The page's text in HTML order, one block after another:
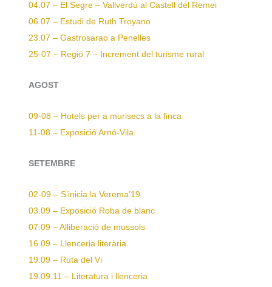
04.07 – El Segre – Vallverdú al Castell del Remei
06.07 – Estudi de Ruth Troyano
23.07 – Gastrosarao a Penelles
25-07 – Regió 7 – Increment del turisme rural
AGOST
09-08 – Hotels per a murisecs a la finca
11-08 – Exposició Arnó-Vila
SETEMBRE
02-09 – S’inicia la Verema’19
03.09 – Exposició Roba de blanc
07.09 – Alliberació de mussols
16.09 – Llenceria literària
19.09 – Ruta del Vi
19.09.11 – Literatura i llenceria